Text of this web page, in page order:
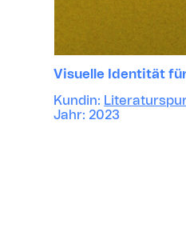
Visuelle Identität
Kundin:
Jahr: 2023